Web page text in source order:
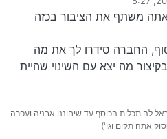
משתף את הציבור בכזה
החברה סידרו לך את מה
מה יצא עם השינוי שהיית
לה תכלית הכוסף עד שיחוננו אבניה ועפרה
אתה תקום וגו')